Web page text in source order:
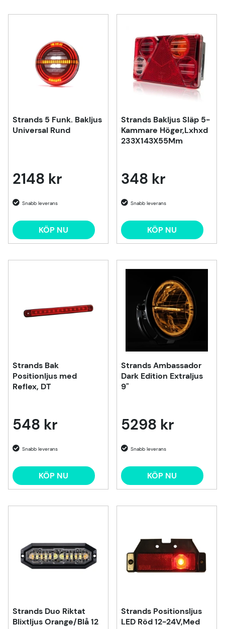
Strands 5 Funk. Bakljus
Universal Rund
2148 kr
KÖP NU
Strands Bakljus Släp 5-
Kammare Höger,Lxhxd
233X143X55Mm
348 kr
KÖP NU
Strands Bak
Positionljus med
Reflex, DT
548 kr
KÖP NU
Strands Ambassador
Dark Edition Extraljus
9"
5298 kr
KÖP NU
Strands Duo Riktat
Blixtljus Orange/Blå 12
Strands Positionsljus
LED Röd 12-24V,Med